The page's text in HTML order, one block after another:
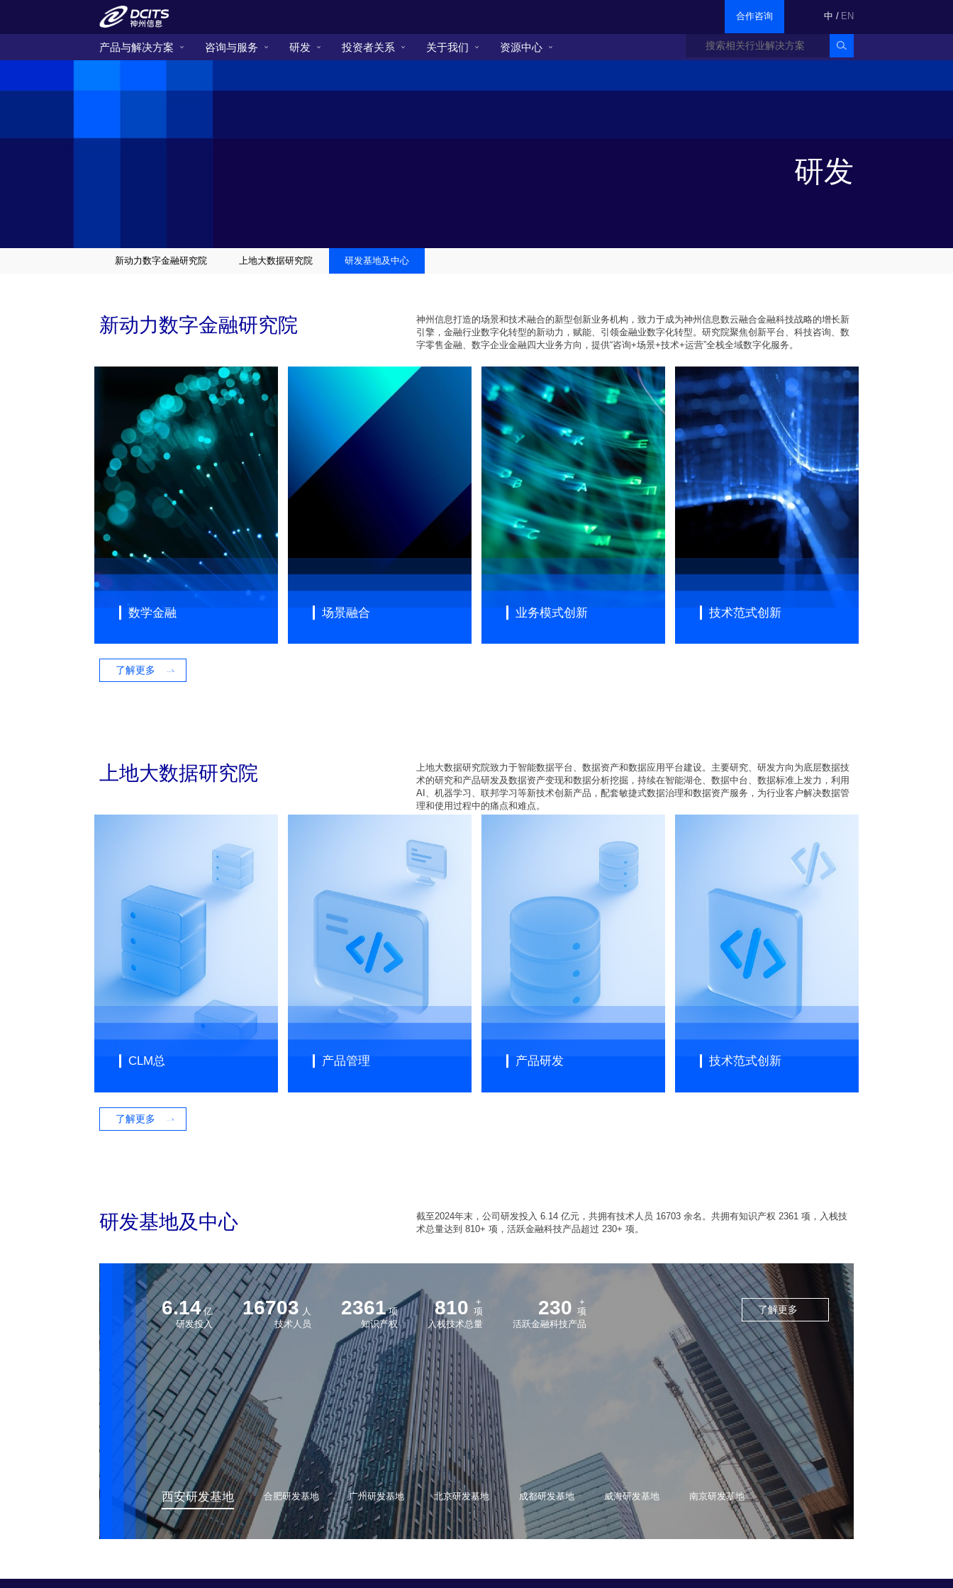
合作咨询 中 / EN
产品与解决方案 咨询与服务 研发 投资者关系 关于我们 资源中心
研发
新动力数字金融研究院 上地大数据研究院 研发基地及中心
新动力数字金融研究院
神州信息打造的场景和技术融合的新型创新业务机构，致力于成为神州信息数云融合金融科技战略的增长新
引擎，金融行业数字化转型的新动力，赋能、引领金融业数字化转型。研究院聚焦创新平台、科技咨询、数
字零售金融、数字企业金融四大业务方向，提供“咨询+场景+技术+运营”全栈全域数字化服务。
数学金融 场景融合 业务模式创新 技术范式创新
了解更多
上地大数据研究院
上地大数据研究院致力于智能数据平台、数据资产和数据应用平台建设。主要研究、研发方向为底层数据技
术的研究和产品研发及数据资产变现和数据分析挖掘，持续在智能湖仓、数据中台、数据标准上发力，利用
AI、机器学习、联邦学习等新技术创新产品，配套敏捷式数据治理和数据资产服务，为行业客户解决数据管
理和使用过程中的痛点和难点。
CLM总 产品管理 产品研发 技术范式创新
了解更多
研发基地及中心
截至2024年末，公司研发投入 6.14 亿元，共拥有技术人员 16703 余名。共拥有知识产权 2361 项，入栈技
术总量达到 810+ 项，活跃金融科技产品超过 230+ 项。
6.14 亿
研发投入
16703 人
技术人员
2361 项
知识产权
810
+
项
入栈技术总量
230
+
项
活跃金融科技产品
了解更多
西安研发基地 合肥研发基地 广州研发基地 北京研发基地 成都研发基地 威海研发基地 南京研发基地